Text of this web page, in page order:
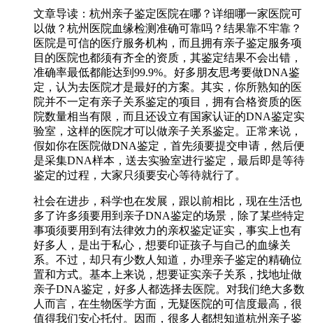
文章导读：杭州亲子鉴定医院在哪？详细哪一家医院可
以做？杭州医院血缘检测准确可靠吗？结果靠不牢靠？
医院是可信的医疗服务机构，而且拥有亲子鉴定服务项
目的医院也都须有齐全的资质，其鉴定结果不会出错，
准确率最低都能达到99.9%。好多朋友思考要做DNA鉴
定，认为去医院才是最好的方案。其实，你所熟知的医
院并不一定有亲子关系鉴定的项目，拥有合格资质的医
院数量相当有限，而且还设立有国家认证的DNA鉴定实
验室，这样的医院才可以做亲子关系鉴定。正常来说，
假如你在医院做DNA鉴定，首先须要提交申请，然后便
是采集DNA样本，送去实验室进行鉴定，最后即是等待
鉴定的过程，大家只须要安心等待就行了。
社会在进步，科学也在发展，跟以前相比，现在生活也
多了许多须要用到亲子DNA鉴定的场景，除了某些特定
事项须要用到有法律效力的亲权鉴定证实，事实上也有
好多人，是出于私心，想要印证孩子与自己的血缘关
系。不过，却只有少数人知道，办理亲子鉴定的精确位
置和方式。基本上来说，想要证实亲子关系，找地址做
亲子DNA鉴定，好多人都选择去医院。对我们绝大多数
人而言，在生物医学方面，无疑医院的可信度最高，很
值得我们安心托付。因而，很多人都想知道杭州亲子鉴